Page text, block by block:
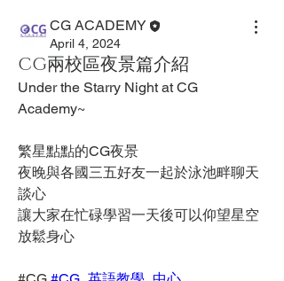
CG ACADEMY
April 4, 2024
CG兩校區夜景篇介紹
Under the Starry Night at CG
Academy~
繁星點點的CG夜景
夜晚與各國三五好友一起於泳池畔聊天
談心
讓大家在忙碌學習一天後可以仰望星空
放鬆身心